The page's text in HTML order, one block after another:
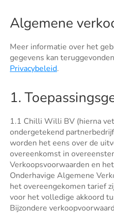
Algemene
Meer informatie over het
gegevens kan
Privacybeleid.
1.
1.1 Chilli Willi BV (hierna
ondergetekend
worden het eens over de
overeenkomst in
Verkoopsvoorwaarden en
Onderhavige Algemene
het overeengekomen tarief
voor het volledige akkoord
Bijzondere